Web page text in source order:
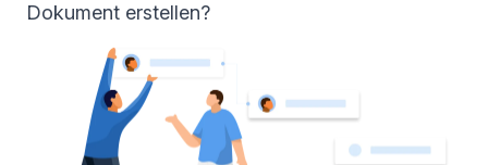
Dokument erstellen?